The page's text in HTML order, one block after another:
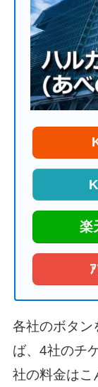
楽
各社のボタン
ば、4社のチ
社の料金はこ